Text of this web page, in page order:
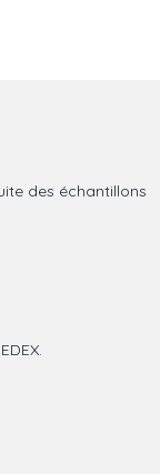
des échantillons